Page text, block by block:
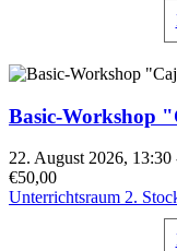
Basic-Workshop
22. August 2026, 13:30
€50,00
Unterrichtsraum 2.